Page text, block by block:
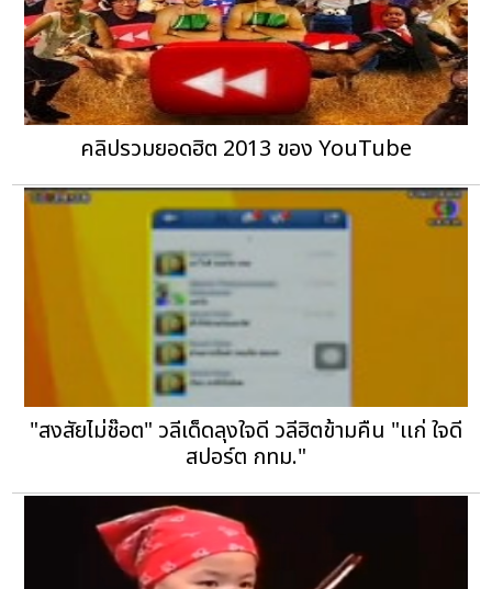
คลิปรวมยอดฮิต 2013 ของ YouTube
"สงสัยไม่ช๊อต" วลีเด็ดลุงใจดี วลีฮิตข้ามคืน "เเก่ ใจดี
สปอร์ต กทม."